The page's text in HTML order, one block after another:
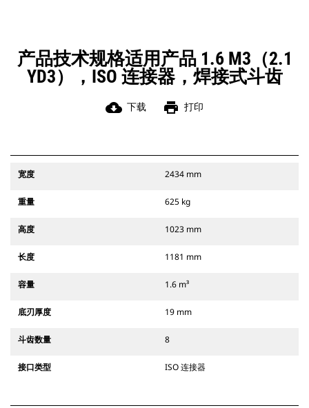
产品技术规格适用产品 1.6 M3（2.1
YD3），ISO 连接器，焊接式斗齿
cloud_download 下载 print 打印
宽度 2434 mm
重量 625 kg
高度 1023 mm
长度 1181 mm
容量 1.6 m³
底刃厚度 19 mm
斗齿数量 8
接口类型 ISO 连接器